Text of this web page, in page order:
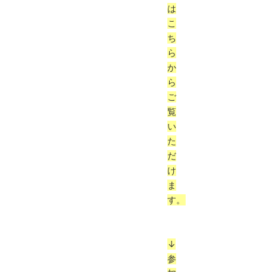
は
こ
ち
ら
か
ら
ご
覧
い
た
だ
け
ま
す。
↓
参